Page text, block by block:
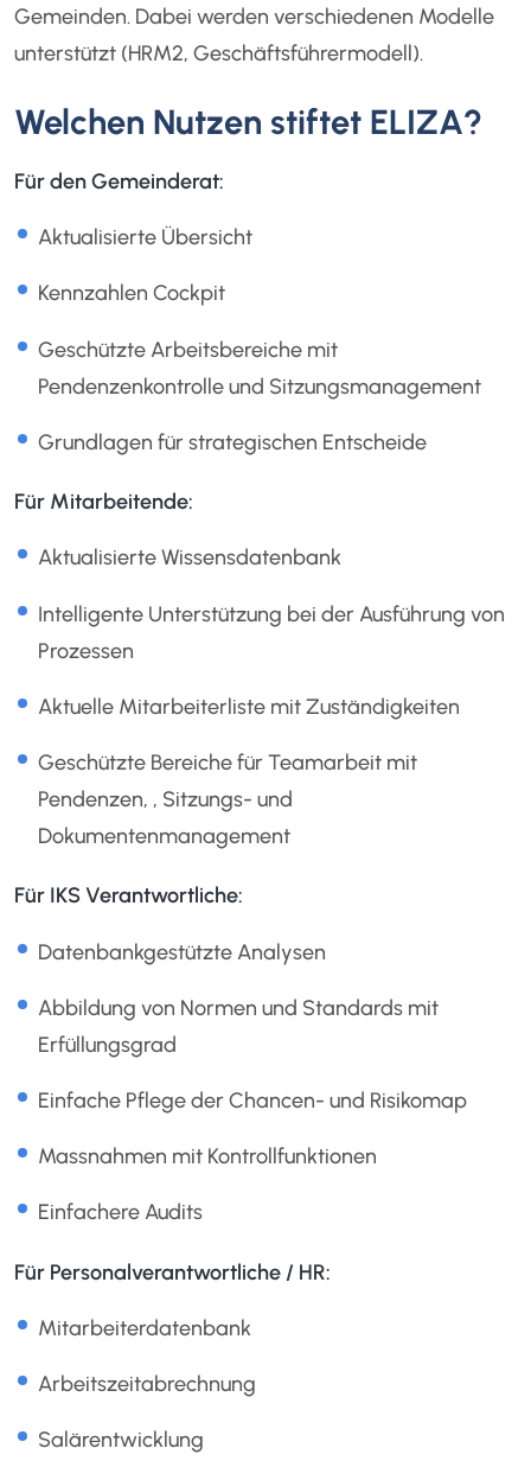
Gemeinden. Dabei werden verschiedenen Modelle
unterstützt (HRM2, Geschäftsführermodell).
Welchen Nutzen stiftet ELIZA?
Für den Gemeinderat:
Aktualisierte Übersicht
Kennzahlen Cockpit
Geschützte Arbeitsbereiche mit
Pendenzenkontrolle und Sitzungsmanagement
Grundlagen für strategischen Entscheide
Für Mitarbeitende:
Aktualisierte Wissensdatenbank
Intelligente Unterstützung bei der Ausführung von
Prozessen
Aktuelle Mitarbeiterliste mit Zuständigkeiten
Geschützte Bereiche für Teamarbeit mit
Pendenzen, , Sitzungs- und
Dokumentenmanagement
Für IKS Verantwortliche:
Datenbankgestützte Analysen
Abbildung von Normen und Standards mit
Erfüllungsgrad
Einfache Pflege der Chancen- und Risikomap
Massnahmen mit Kontrollfunktionen
Einfachere Audits
Für Personalverantwortliche / HR:
Mitarbeiterdatenbank
Arbeitszeitabrechnung
Salärentwicklung